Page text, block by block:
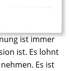
ist immer
ist. Es lohnt
Es ist